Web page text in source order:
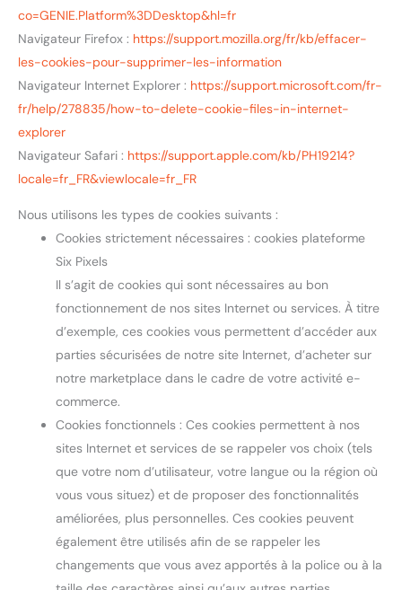
co=GENIE.Platform%3DDesktop&hl=fr
Navigateur Firefox : https://support.mozilla.org/fr/kb/effacer-
les-cookies-pour-supprimer-les-information
Navigateur Internet Explorer : https://support.microsoft.com/fr-
fr/help/278835/how-to-delete-cookie-files-in-internet-
explorer
Navigateur Safari : https://support.apple.com/kb/PH19214?
locale=fr_FR&viewlocale=fr_FR
Nous utilisons les types de cookies suivants :
Cookies strictement nécessaires : cookies plateforme
Six Pixels
Il s’agit de cookies qui sont nécessaires au bon
fonctionnement de nos sites Internet ou services. À titre
d’exemple, ces cookies vous permettent d’accéder aux
parties sécurisées de notre site Internet, d’acheter sur
notre marketplace dans le cadre de votre activité e-
commerce.
Cookies fonctionnels : Ces cookies permettent à nos
sites Internet et services de se rappeler vos choix (tels
que votre nom d’utilisateur, votre langue ou la région où
vous vous situez) et de proposer des fonctionnalités
améliorées, plus personnelles. Ces cookies peuvent
également être utilisés afin de se rappeler les
changements que vous avez apportés à la police ou à la